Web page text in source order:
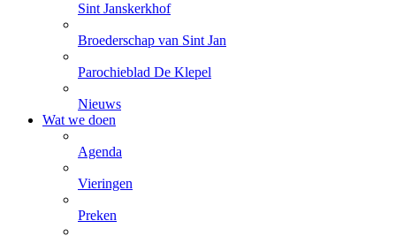
Sint Janskerkhof
Broederschap van Sint Jan
Parochieblad De Klepel
Nieuws
Wat we doen
Agenda
Vieringen
Preken